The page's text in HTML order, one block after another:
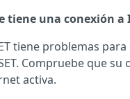
tiene una conexión
tiene problemas
Compruebe que
activa.